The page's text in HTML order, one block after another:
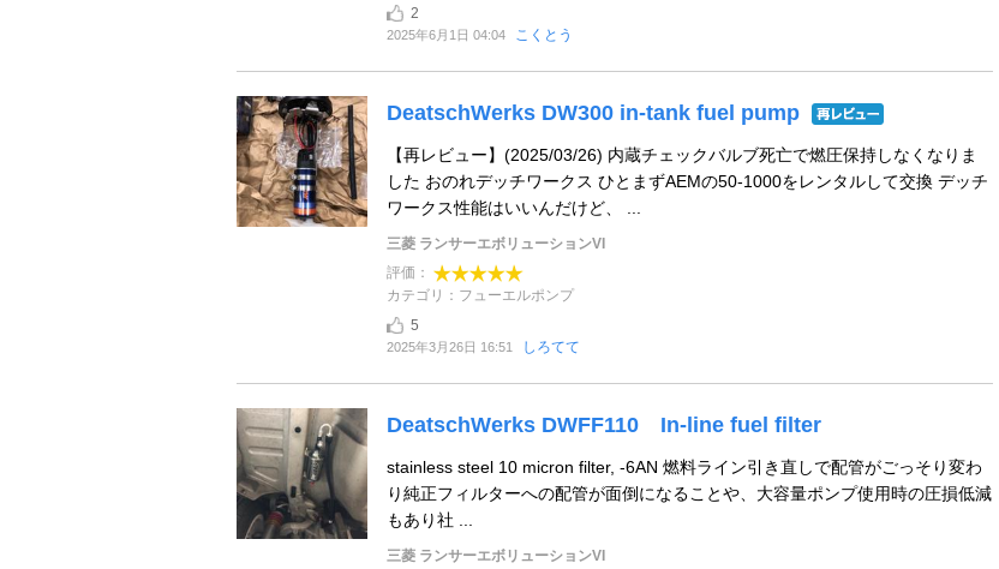
2
2025年6月1日 04:04 こくとう
DeatschWerks DW300 in-tank fuel pump
【再レビュー】(2025/03/26) 内蔵チェックバルブ死亡で燃圧保持しなくなりま
した おのれデッチワークス ひとまずAEMの50-1000をレンタルして交換 デッチ
ワークス性能はいいんだけど、 ...
三菱 ランサーエボリューションVI
評価：
カテゴリ：フューエルポンプ
5
2025年3月26日 16:51 しろてて
DeatschWerks DWFF110 In-line fuel filter
stainless steel 10 micron filter, -6AN 燃料ライン引き直しで配管がごっそり変わ
り純正フィルターへの配管が面倒になることや、大容量ポンプ使用時の圧損低減
もあり社 ...
三菱 ランサーエボリューションVI